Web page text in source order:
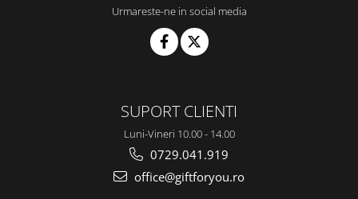
Urmareste-ne in social media
SUPORT CLIENTI
Luni-Vineri 10.00 - 14.00
0729.041.919
office@giftforyou.ro